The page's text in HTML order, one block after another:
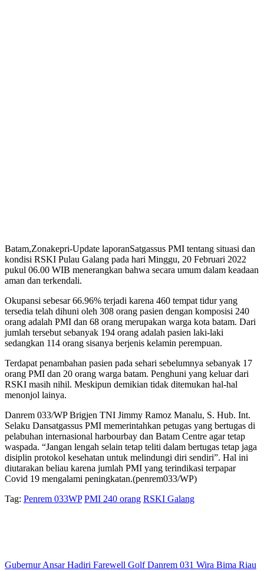
Batam,Zonakepri-Update laporanSatgassus PMI tentang situasi dan
kondisi RSKI Pulau Galang pada hari Minggu, 20 Februari 2022
pukul 06.00 WIB menerangkan bahwa secara umum dalam keadaan
aman dan terkendali.
Okupansi sebesar 66.96% terjadi karena 460 tempat tidur yang
tersedia telah dihuni oleh 308 orang pasien dengan komposisi 240
orang adalah PMI dan 68 orang merupakan warga kota batam. Dari
jumlah tersebut sebanyak 194 orang adalah pasien laki-laki
sedangkan 114 orang sisanya berjenis kelamin perempuan.
Terdapat penambahan pasien pada sehari sebelumnya sebanyak 17
orang PMI dan 20 orang warga batam. Penghuni yang keluar dari
RSKI masih nihil. Meskipun demikian tidak ditemukan hal-hal
menonjol lainya.
Danrem 033/WP Brigjen TNI Jimmy Ramoz Manalu, S. Hub. Int.
Selaku Dansatgassus PMI memerintahkan petugas yang bertugas di
pelabuhan internasional harbourbay dan Batam Centre agar tetap
waspada. “Jangan lengah selain tetap teliti dalam bertugas tetap jaga
disiplin protokol kesehatan untuk melindungi diri sendiri”. Hal ini
diutarakan beliau karena jumlah PMI yang terindikasi terpapar
Covid 19 mengalami peningkatan.(penrem033/WP)
Tag: Penrem 033WP PMI 240 orang RSKI Galang
Gubernur Ansar Hadiri Farewell Golf Danrem 031 Wira Bima Riau